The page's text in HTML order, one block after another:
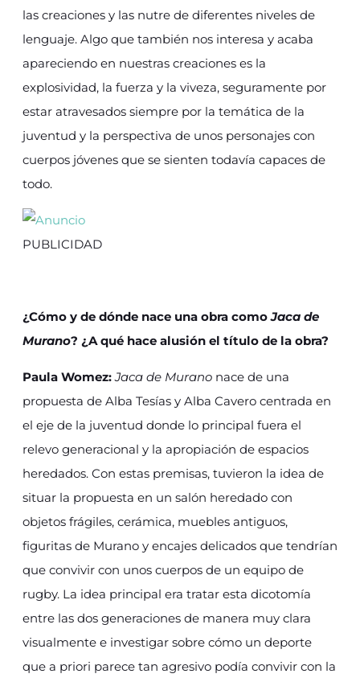
las creaciones y las nutre de diferentes niveles de
lenguaje. Algo que también nos interesa y acaba
apareciendo en nuestras creaciones es la
explosividad, la fuerza y la viveza, seguramente por
estar atravesados siempre por la temática de la
juventud y la perspectiva de unos personajes con
cuerpos jóvenes que se sienten todavía capaces de
todo.
PUBLICIDAD
¿Cómo y de dónde nace una obra comoJaca de
Murano? ¿A qué hace alusión el título de la obra?
Paula Womez:Jaca de Murano nace de una
propuesta de Alba Tesías y Alba Cavero centrada en
el eje de la juventud donde lo principal fuera el
relevo generacional y la apropiación de espacios
heredados. Con estas premisas, tuvieron la idea de
situar la propuesta en un salón heredado con
objetos frágiles, cerámica, muebles antiguos,
figuritas de Murano y encajes delicados que tendrían
que convivir con unos cuerpos de un equipo de
rugby. La idea principal era tratar esta dicotomía
entre las dos generaciones de manera muy clara
visualmente e investigar sobre cómo un deporte
que a priori parece tan agresivo podía convivir con la